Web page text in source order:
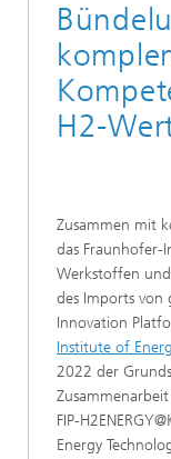
H2-
Zusammen mit
das
Werkstoffen und
des Imports von
Innovation
Institute of
2022 der
FIP-
Energy